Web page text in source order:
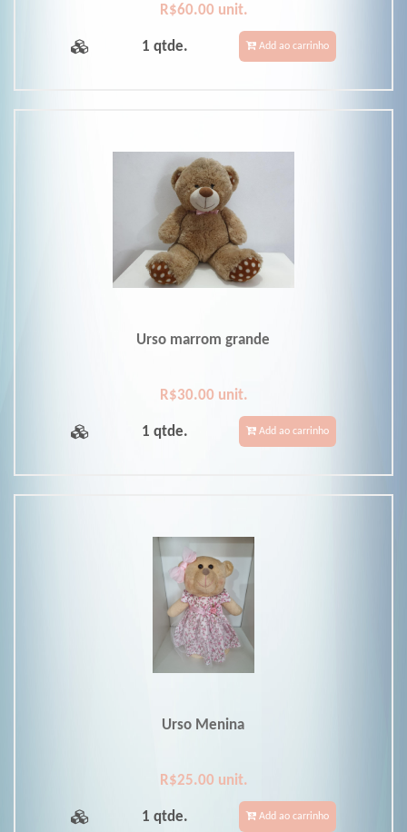
R$60.00 unit.
1 qtde. Add ao carrinho
Urso marrom grande
R$30.00 unit.
1 qtde. Add ao carrinho
Urso Menina
R$25.00 unit.
1 qtde. Add ao carrinho